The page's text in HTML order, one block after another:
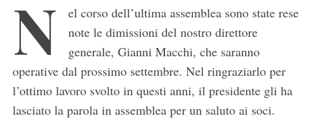
N
el corso dell’ultima assemblea sono state rese
note le dimissioni del nostro direttore
generale, Gianni Macchi, che saranno
operative dal prossimo settembre. Nel ringraziarlo per
l’ottimo lavoro svolto in questi anni, il presidente gli ha
lasciato la parola in assemblea per un saluto ai soci.